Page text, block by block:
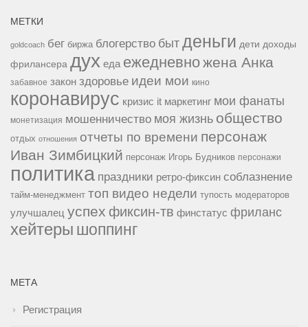
МЕТКИ
goldcoach бег биржа блогерство быт деньги дети доходы
фрилансера дух еда ежедневножена Анка
забавное закон здоровье идеи мои кино
коронавирус кризис it маркетинг мои фанаты
монетизация мошенничество моя жизнь общество
отдых отношения отчеты по времени персонаж
Иван Зимбицкий персонаж Игорь Будников персонажи
политика праздники ретро-фиксин соблазнение
тайм-менеджмент топ видео недели тупость модераторов
улучшалец успех фиксин-тв финстатус фриланс
хейтеры шоппинг
МЕТА
Регистрация